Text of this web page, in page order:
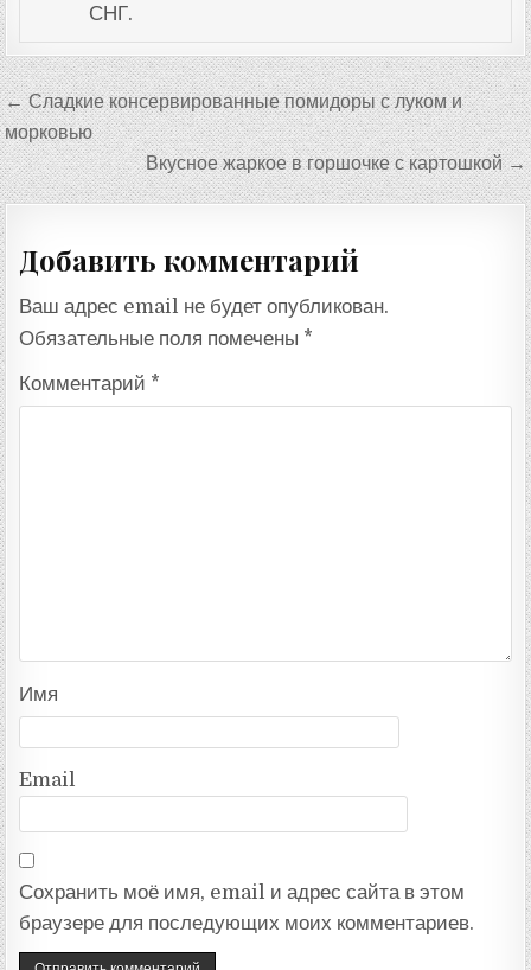
СНГ.
Навигация
по
записям
← Сладкие консервированные помидоры с луком и
морковью
Вкусное жаркое в горшочке с картошкой →
Добавить комментарий
Ваш адрес email не будет опубликован.
Обязательные поля помечены *
Комментарий *
Имя
Email
Сохранить моё имя, email и адрес сайта в этом
браузере для последующих моих комментариев.